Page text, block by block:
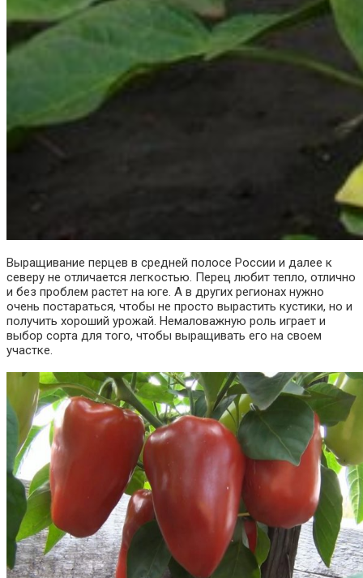
Выращивание перцев в средней полосе России и далее к
северу не отличается легкостью. Перец любит тепло, отлично
и без проблем растет на юге. А в других регионах нужно
очень постараться, чтобы не просто вырастить кустики, но и
получить хороший урожай. Немаловажную роль играет и
выбор сорта для того, чтобы выращивать его на своем
участке.